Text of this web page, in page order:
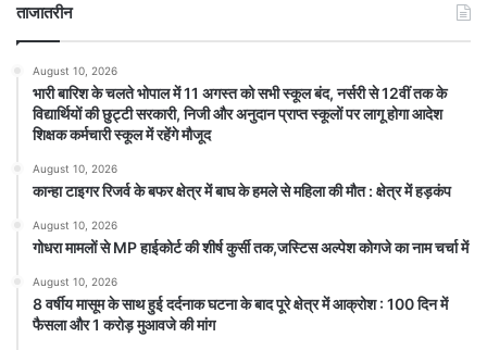
ताजातरीन
August 10, 2026
भारी बारिश के चलते भोपाल में 11 अगस्त को सभी स्कूल बंद, नर्सरी से 12वीं तक के
विद्यार्थियों की छुट्टी सरकारी, निजी और अनुदान प्राप्त स्कूलों पर लागू होगा आदेश
शिक्षक कर्मचारी स्कूल में रहेंगे मौजूद
August 10, 2026
कान्हा टाइगर रिजर्व के बफर क्षेत्र में बाघ के हमले से महिला की मौत : क्षेत्र में हड़कंप
August 10, 2026
गोधरा मामलों से MP हाईकोर्ट की शीर्ष कुर्सी तक,जस्टिस अल्पेश कोगजे का नाम चर्चा में
August 10, 2026
8 वर्षीय मासूम के साथ हुई दर्दनाक घटना के बाद पूरे क्षेत्र में आक्रोश : 100 दिन में
फैसला और 1 करोड़ मुआवजे की मांग